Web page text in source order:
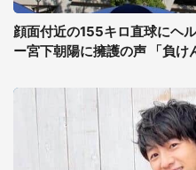
顔面付近の155キロ直球にヘ
ー宮下朝陽に擁護の声 「負け